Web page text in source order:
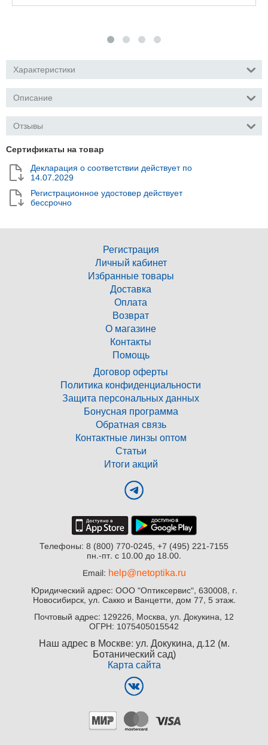
Характеристики
Описание
Отзывы
Сертификаты на товар
Декларация о соответствии действует по
14.07.2029
Регистрационное удостовер действует
бессрочно
Регистрация
Личный кабинет
Избранные товары
Доставка
Оплата
Возврат
О магазине
Контакты
Помощь
Договор оферты
Политика конфиденциальности
Защита персональных данных
Бонусная программа
Обратная связь
Контактные линзы оптом
Статьи
Итоги акций
Телефоны: 8 (800) 770-0245, +7 (495) 221-7155
пн.-пт. с 10.00 до 18.00.
Email: help@netoptika.ru
Юридический адрес: ООО "Оптиксервис", 630008, г.
Новосибирск, ул. Сакко и Ванцетти, дом 77, 5 этаж.
Почтовый адрес: 129226, Москва, ул. Докукина, 12
ОГРН: 1075405015542
Наш адрес в Москве: ул. Докукина, д.12 (м.
Ботанический сад)
Карта сайта